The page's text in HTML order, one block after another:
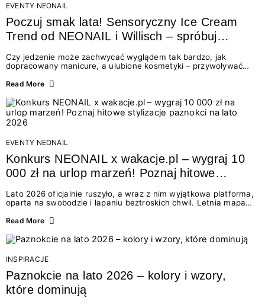
EVENTY NEONAIL
Poczuj smak lata! Sensoryczny Ice Cream
Trend od NEONAIL i Willisch – spróbuj
nowych lodów i odbierz prezent!
Czy jedzenie może zachwycać wyglądem tak bardzo, jak
dopracowany manicure, a ulubione kosmetyki – przywoływać
świata beauty i oszałamiających deserów to coś więcej niż
zmysłami: przez soczysty kolor, aksamitną teksturę,
orzeźwiający zapach i słodki akcent na podniebieniu. Tego lata
NEONAIL łączy siły z marką Willisch, tworząc unikalny projekt
na styku jedzenia i piękna....
Read More
EVENTY NEONAIL
Konkurs NEONAIL x wakacje.pl – wygraj 10
000 zł na urlop marzeń! Poznaj hitowe
Lato 2026 oficjalnie ruszyło, a wraz z nim wyjątkowa platforma,
oparta na swobodzie i łapaniu beztroskich chwil. Letnia mapa
doświadczenia wakacji – od spontanicznych wyjazdów, przez
Motywem przewodnim jest eksplorowanie i kolekcjonowanie
letnich momentów. Z tej okazji przygotowaliśmy coś absolutnie
wyjątkowego: wielki konkurs z wakacje.pl oraz dawkę
najgorętszych trendów w...
Read More
INSPIRACJE
Paznokcie na lato 2026 – kolory i wzory,
które dominują